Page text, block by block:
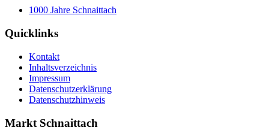
1000 Jahre Schnaittach
Quicklinks
Kontakt
Inhaltsverzeichnis
Impressum
Datenschutzerklärung
Datenschutzhinweis
Markt Schnaittach